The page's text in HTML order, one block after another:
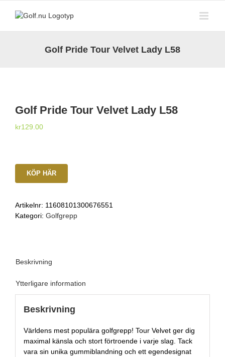
Golf Pride Tour Velvet Lady L58
Golf Pride Tour Velvet Lady L58
kr129.00
KÖP HÄR
Artikelnr: 11608101300676551
Kategori: Golfgrepp
Beskrivning
Ytterligare information
Beskrivning
Världens mest populära golfgrepp! Tour Velvet ger dig
maximal känsla och stort förtroende i varje slag. Tack
vara sin unika gummiblandning och ett egendesignat